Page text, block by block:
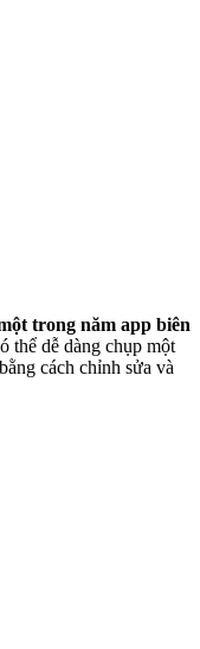
trong năm app biên